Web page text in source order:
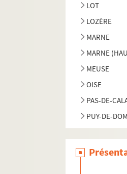
LOT
LOZÈRE
MARNE
MARNE
MEUSE
OISE
PAS-DE-
PUY-DE-
SAONE-ET-